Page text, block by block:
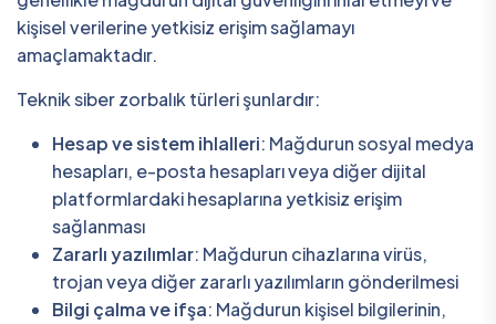
kişisel verilerine yetkisiz erişim sağlamayı
amaçlamaktadır.
Teknik siber zorbalık türleri şunlardır:
Hesap ve sistem ihlalleri: Mağdurun sosyal medya
hesapları, e-posta hesapları veya diğer dijital
platformlardaki hesaplarına yetkisiz erişim
sağlanması
Zararlı yazılımlar: Mağdurun cihazlarına virüs,
trojan veya diğer zararlı yazılımların gönderilmesi
Bilgi çalma ve ifşa: Mağdurun kişisel bilgilerinin,